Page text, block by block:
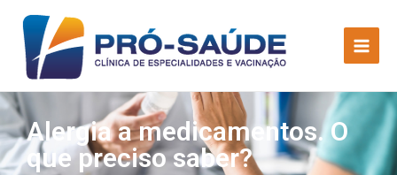
Alergia a medicamentos. O
que preciso saber?